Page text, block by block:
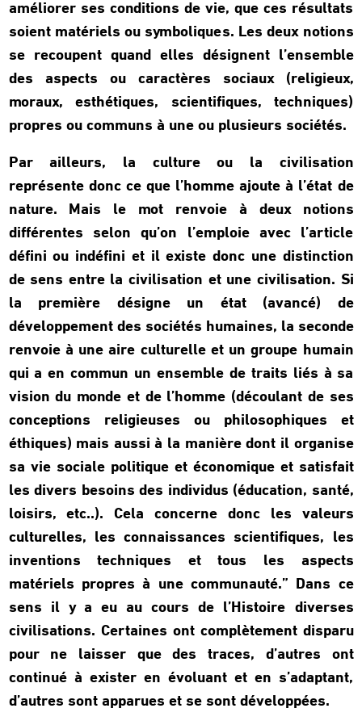
améliorer ses conditions de vie, que ces résultats
soient matériels ou symboliques. Les deux notions
se recoupent quand elles désignent l’ensemble
des aspects ou caractères sociaux (religieux,
moraux, esthétiques, scientifiques, techniques)
propres ou communs à une ou plusieurs sociétés.
Par ailleurs, la culture ou la civilisation
représente donc ce que l’homme ajoute à l’état de
nature. Mais le mot renvoie à deux notions
différentes selon qu’on l’emploie avec l’article
défini ou indéfini et il existe donc une distinction
de sens entre la civilisation et une civilisation. Si
la première désigne un état (avancé) de
développement des sociétés humaines, la seconde
renvoie à une aire culturelle et un groupe humain
qui a en commun un ensemble de traits liés à sa
vision du monde et de l’homme (découlant de ses
conceptions religieuses ou philosophiques et
éthiques) mais aussi à la manière dont il organise
sa vie sociale politique et économique et satisfait
les divers besoins des individus (éducation, santé,
loisirs, etc..). Cela concerne donc les valeurs
culturelles, les connaissances scientifiques, les
inventions techniques et tous les aspects
matériels propres à une communauté.” Dans ce
sens il y a eu au cours de l’Histoire diverses
civilisations. Certaines ont complètement disparu
pour ne laisser que des traces, d’autres ont
continué à exister en évoluant et en s’adaptant,
d’autres sont apparues et se sont développées.